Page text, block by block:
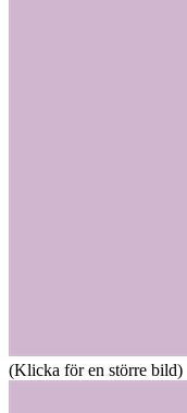
(Klicka för en större bild)